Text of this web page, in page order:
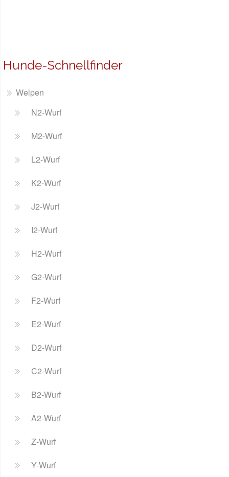
Hunde-Schnellfinder
Welpen
N2-Wurf
M2-Wurf
L2-Wurf
K2-Wurf
J2-Wurf
I2-Wurf
H2-Wurf
G2-Wurf
F2-Wurf
E2-Wurf
D2-Wurf
C2-Wurf
B2-Wurf
A2-Wurf
Z-Wurf
Y-Wurf